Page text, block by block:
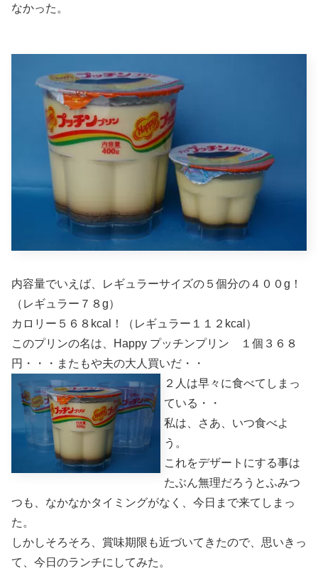
なかった。
内容量でいえば、レギュラーサイズの５個分の４００g！
（レギュラー７８g）
カロリー５６８kcal！（レギュラー１１２kcal）
このプリンの名は、Happy プッチンプリン １個３６８
円・・・またもや夫の大人買いだ・・
２人は早々に食べてしまっ
ている・・
私は、さあ、いつ食べよ
う。
これをデザートにする事は
たぶん無理だろうとふみつ
つも、なかなかタイミングがなく、今日まで来てしまっ
た。
しかしそろそろ、賞味期限も近づいてきたので、思いきっ
て、今日のランチにしてみた。